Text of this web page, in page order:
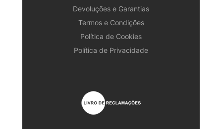
Devoluções e Garantias
Termos e Condições
Política de Cookies
Política de Privacidade